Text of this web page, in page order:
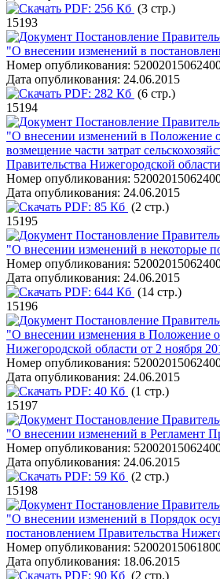
PDF: 256 Кб (3 стр.)
15193
Постановление
"О внесении изменений в
Номер опубликования:
Дата опубликования: 24.06.2015
PDF: 282 Кб (6 стр.)
15194
Постановление
"О внесении изменений в Положение
возмещение части затрат
Правительства Нижегородской
Номер опубликования:
Дата опубликования: 24.06.2015
PDF: 85 Кб (2 стр.)
15195
Постановление
"О внесении изменений в некоторые
Номер опубликования:
Дата опубликования: 24.06.2015
PDF: 644 Кб (14 стр.)
15196
Постановление
"О внесении изменения в Положение о
Нижегородской области от 2 ноября
Номер опубликования:
Дата опубликования: 24.06.2015
PDF: 40 Кб (1 стр.)
15197
Постановление
"О внесении изменений в Регламент
Номер опубликования:
Дата опубликования: 24.06.2015
PDF: 59 Кб (2 стр.)
15198
Постановление
"О внесении изменений в Порядок
постановлением Правительства
Номер опубликования:
Дата опубликования: 18.06.2015
PDF: 90 Кб (2 стр.)